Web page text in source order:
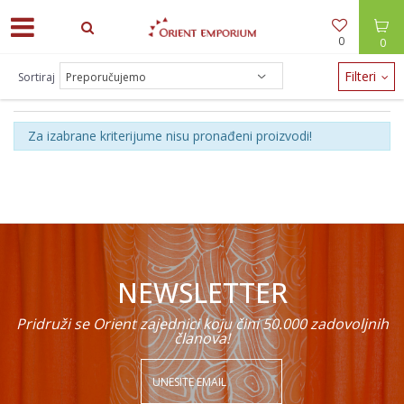
0
0
PROIZVODI
Sortiraj Filteri
Za izabrane kriterijume nisu pronađeni proizvodi!
NEWSLETTER
Pridruži se Orient zajednici koju čini 50.000 zadovoljnih
članova!